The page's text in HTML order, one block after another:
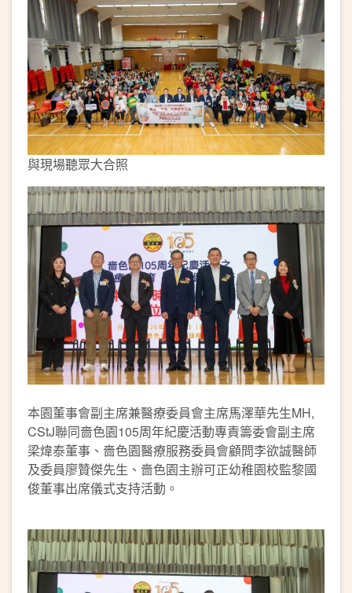
與現場聽眾大合照
本園董事會副主席兼醫療委員會主席馬澤華先生MH,
CStJ聯同嗇色園105周年紀慶活動專責籌委會副主席
梁煒泰董事、嗇色園醫療服務委員會顧問李欲誠醫師
及委員廖贊傑先生、嗇色園主辦可正幼稚園校監黎國
俊董事出席儀式支持活動。